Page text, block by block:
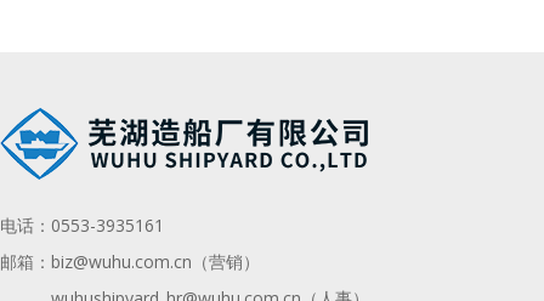
电话： 0553-3935161
邮箱： biz@wuhu.com.cn（营销）